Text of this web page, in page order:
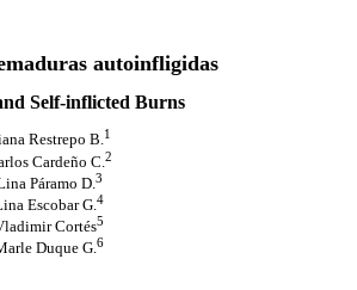
autoinfligidas
Self-inflicted Burns
Restrepo B.1
Cardeño C. 2
Páramo D.3
Escobar G.4
Cortés5
Duque G.6